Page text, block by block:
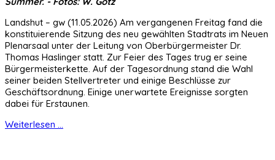
Landshut – gw (11.05.2026) Am vergangenen Freitag fand die
konstituierende Sitzung des neu gewählten Stadtrats im Neuen
Plenarsaal unter der Leitung von Oberbürgermeister Dr.
Thomas Haslinger statt. Zur Feier des Tages trug er seine
Bürgermeisterkette. Auf der Tagesordnung stand die Wahl
seiner beiden Stellvertreter und einige Beschlüsse zur
Geschäftsordnung. Einige unerwartete Ereignisse sorgten
dabei für Erstaunen.
Weiterlesen ...